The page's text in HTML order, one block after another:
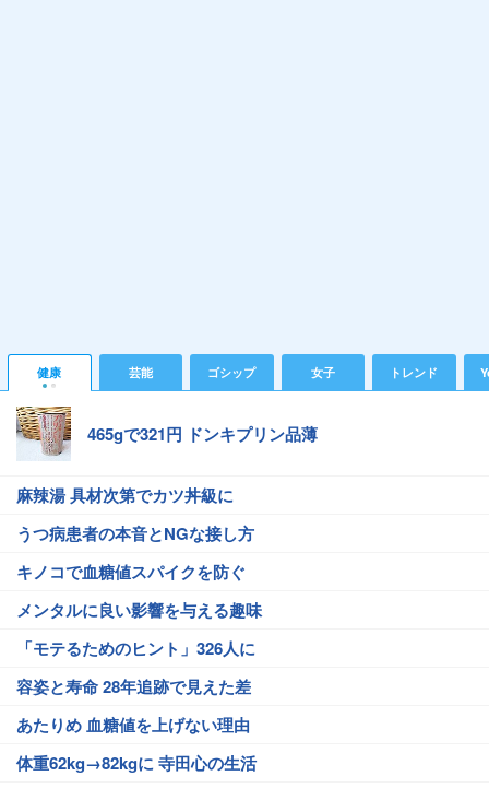
健康 芸能 ゴシップ 女子 トレンド
465gで321円 ドンキプリン品薄
麻辣湯 具材次第でカツ丼級に
うつ病患者の本音とNGな接し方
キノコで血糖値スパイクを防ぐ
メンタルに良い影響を与える趣味
「モテるためのヒント」326人に
容姿と寿命 28年追跡で見えた差
あたりめ 血糖値を上げない理由
体重62kg→82kgに 寺田心の生活